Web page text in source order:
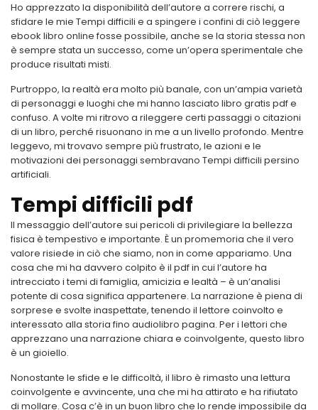
Ho apprezzato la disponibilità dell’autore a correre rischi, a
sfidare le mie Tempi difficili e a spingere i confini di ciò leggere
ebook libro online fosse possibile, anche se la storia stessa non
è sempre stata un successo, come un’opera sperimentale che
produce risultati misti.
Purtroppo, la realtà era molto più banale, con un’ampia varietà
di personaggi e luoghi che mi hanno lasciato libro gratis pdf e
confuso. A volte mi ritrovo a rileggere certi passaggi o citazioni
di un libro, perché risuonano in me a un livello profondo. Mentre
leggevo, mi trovavo sempre più frustrato, le azioni e le
motivazioni dei personaggi sembravano Tempi difficili persino
artificiali.
Tempi difficili pdf
Il messaggio dell’autore sui pericoli di privilegiare la bellezza
fisica è tempestivo e importante. È un promemoria che il vero
valore risiede in ciò che siamo, non in come appariamo. Una
cosa che mi ha davvero colpito è il pdf in cui l’autore ha
intrecciato i temi di famiglia, amicizia e lealtà – è un’analisi
potente di cosa significa appartenere. La narrazione è piena di
sorprese e svolte inaspettate, tenendo il lettore coinvolto e
interessato alla storia fino audiolibro pagina. Per i lettori che
apprezzano una narrazione chiara e coinvolgente, questo libro
è un gioiello.
Nonostante le sfide e le difficoltà, il libro è rimasto una lettura
coinvolgente e avvincente, una che mi ha attirato e ha rifiutato
di mollare. Cosa c’è in un buon libro che lo rende impossibile da